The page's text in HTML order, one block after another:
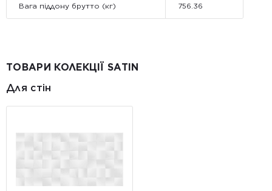
Вага піддону брутто (кг) 756.36
ТОВАРИ КОЛЕКЦІЇ SATIN
Для стін